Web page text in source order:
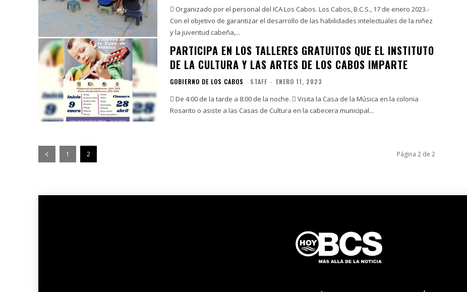
 Organizado por el personal del ICA Los Cabos. Los Cabos, B.C.S., 17 de enero 2023.-
Con el objetivo de garantizar el desarrollo de las habilidades intelectuales de la niñez
y la juventud cabeña,...
PARTICIPA EN LOS TALLERES GRATUITOS QUE EL INSTITUTO
DE LA CULTURA Y LAS ARTES DE LOS CABOS IMPARTE
GOBIERNO DE LOS CABOS STAFF - ENERO 11, 2023
 De 4:00 de la tarde a 8:00 de la noche.  Visita la Casa de la Música en la colonia
Rosarito o asiste a las Casas de Cultura en la cabecera municipal...
1 2 Página 2 de 2